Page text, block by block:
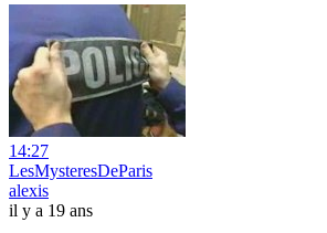
14:27
LesMysteresDeParis
alexis
il y a 19 ans